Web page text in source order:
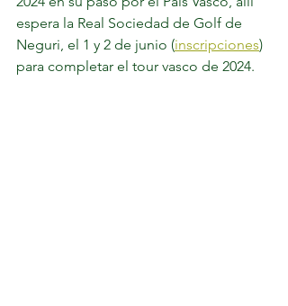
espera la Real Sociedad de Golf de
Neguri, el 1 y 2 de junio (inscripciones)
para completar el tour vasco de 2024.